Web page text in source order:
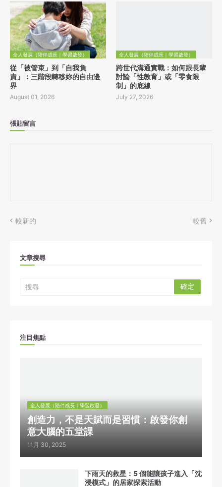
全人發展（陪伴成長｜學習啟發）
從「被管束」到「自我負
責」：三階段轉移妳的自由邊
界
August 01, 2026
全人發展（陪伴成長｜學習啟發）
跨世代溝通實戰：如何跟長輩
討論「性教育」或「零食限
制」的底線
July 27, 2026
張貼留言
較新的 較舊
文章搜尋
注目焦點
全人發展（陪伴成長｜學習啟發）
創造力，不是天賦而是習慣：啟發你創
意大腦的五堂課
11月 30, 2025
下雨天的救星：5 個能讓孩子進入「沈
浸模式」的居家探索活動